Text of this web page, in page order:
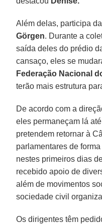
Além delas, participa
Görgen. Durante a
saída deles do prédio
cansaço, eles se
Federação Nacional
terão mais estrutura
De acordo com a
eles permaneçam lá
pretendem retornar à
parlamentares de
nestes primeiros dias
recebido apoio de
além de movimentos
sociedade civil
Os dirigentes têm